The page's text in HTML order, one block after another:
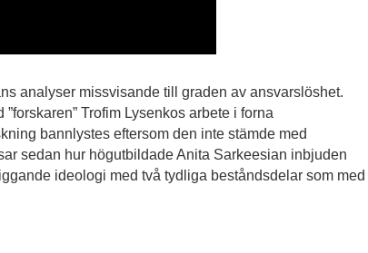
analyser missvisande till graden av ansvarslöshet.
Trofim Lysenkos arbete i forna
bannlystes eftersom den inte stämde med
sedan hur högutbildade Anita Sarkeesian inbjuden
ideologi med två tydliga beståndsdelar som med